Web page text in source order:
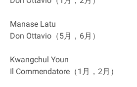
Manase Latu
Don Ottavio（5月，6月）
Kwangchul Youn
Il Commendatore（1月，2月）